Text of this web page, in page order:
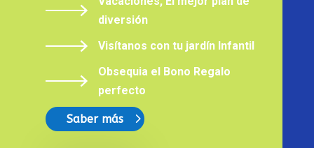
diversión
Visítanos con tu jardín Infantil
Obsequia el Bono Regalo
perfecto
Saber más